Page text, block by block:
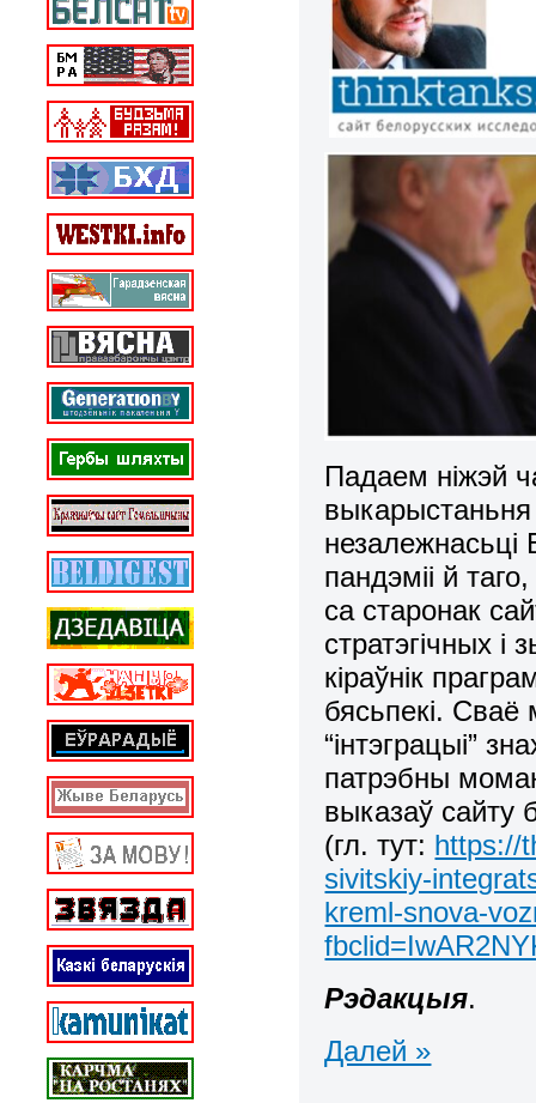
Падаем ніжэй
незалежнасьці
пандэміі й
са старонак
стратэгічных
кіраўнік
бясьпекі.
“інтэграцыі”
патрэбны
выказаў сайту
(гл. тут: https://
sivitskiy-
kreml-snova-
Рэдакцыя.
Далей »